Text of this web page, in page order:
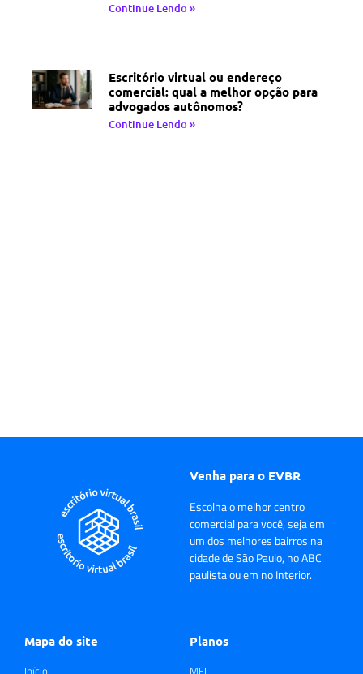
Continue Lendo »
Escritório virtual ou endereço
comercial: qual a melhor opção para
advogados autônomos?
Continue Lendo »
Venha para o EVBR
Escolha o melhor centro
comercial para você, seja em
um dos melhores bairros na
cidade de São Paulo, no ABC
paulista ou em no Interior.
Mapa do site
Início
Planos
MEI